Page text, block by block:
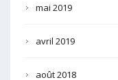
mai 2019
avril 2019
août 2018